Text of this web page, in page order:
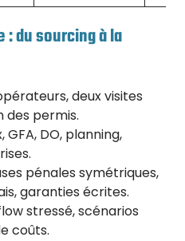
du sourcing à la
deux visites
des permis.
GFA, DO, planning,
pénales symétriques,
garanties écrites.
stressé, scénarios
coûts.